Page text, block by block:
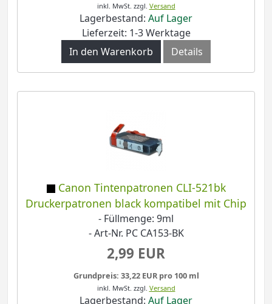
inkl. MwSt. zzgl. Versand
Lagerbestand: Auf Lager
Lieferzeit: 1-3 Werktage
In den Warenkorb
Details
Canon Tintenpatronen CLI-521bk
Druckerpatronen black kompatibel mit Chip
- Füllmenge: 9ml
- Art-Nr. PC CA153-BK
2,99 EUR
Grundpreis: 33,22 EUR pro 100 ml
inkl. MwSt. zzgl. Versand
Lagerbestand: Auf Lager